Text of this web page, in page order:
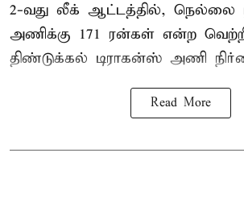
2-வது லீக் ஆட்டத்தில், நெல்லை
அணிக்கு 171 ரன்கள் என்ற
திண்டுக்கல் டிராகன்ஸ் அணி
Read More